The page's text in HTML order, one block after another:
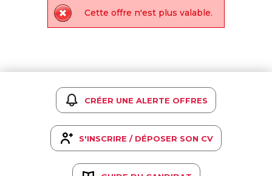
Cette offre n'est plus valable.
CRÉER UNE ALERTE OFFRES
S'INSCRIRE / DÉPOSER SON CV